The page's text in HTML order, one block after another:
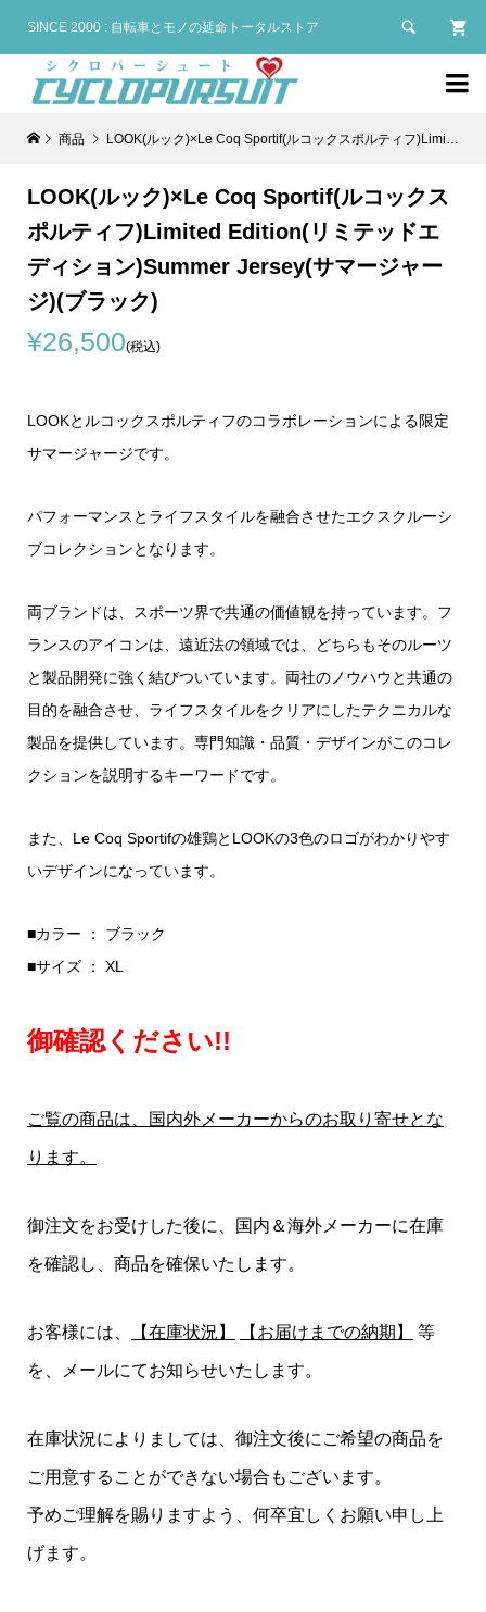
SINCE 2000 : 自転車とモノの延命トータルストア 

商品 LOOK(ルック)×Le Coq Sportif(ルコックスポルティフ)Limited Edition(リミテッドエディション)Summer Jersey(サマージャージ)(ブラック)
LOOK(ルック)×Le Coq Sportif(ルコックス
ポルティフ)Limited Edition(リミテッドエ
ディション)Summer Jersey(サマージャー
ジ)(ブラック)
¥26,500(税込)
LOOKとルコックスポルティフのコラボレーションによる限定
サマージャージです。
パフォーマンスとライフスタイルを融合させたエクスクルーシ
ブコレクションとなります。
両ブランドは、スポーツ界で共通の価値観を持っています。フ
ランスのアイコンは、遠近法の領域では、どちらもそのルーツ
と製品開発に強く結びついています。両社のノウハウと共通の
目的を融合させ、ライフスタイルをクリアにしたテクニカルな
製品を提供しています。専門知識・品質・デザインがこのコレ
クションを説明するキーワードです。
また、Le Coq Sportifの雄鶏とLOOKの3色のロゴがわかりやす
いデザインになっています。
■カラー ： ブラック
■サイズ ： XL
御確認ください!!
ご覧の商品は、国内外メーカーからのお取り寄せとな
ります。
御注文をお受けした後に、国内＆海外メーカーに在庫
を確認し、商品を確保いたします。
お客様には、 【在庫状況】 【お届けまでの納期】 等
を、メールにてお知らせいたします。
在庫状況によりましては、御注文後にご希望の商品を
ご用意することができない場合もございます。
予めご理解を賜りますよう、何卒宜しくお願い申し上
げます。